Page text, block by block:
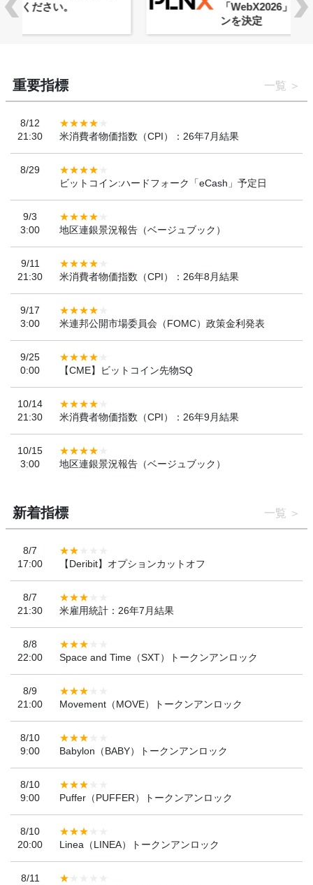
「WebX2026」とのコラボレーショ
重要指標 一覧
8/12
21:30
米消費者物価指数（CPI）：26年7月結果
8/29
ビットコイン:ハードフォーク「eCash」予定日
9/3
3:00
地区連銀景況報告（ベージュブック）
9/11
21:30
米消費者物価指数（CPI）：26年8月結果
9/17
3:00
米連邦公開市場委員会（FOMC）政策金利発表
9/25
0:00
【CME】ビットコイン先物SQ
10/14
21:30
米消費者物価指数（CPI）：26年9月結果
10/15
3:00
地区連銀景況報告（ベージュブック）
新着指標 一覧
8/7
17:00
【Deribit】オプションカットオフ
8/7
21:30
米雇用統計：26年7月結果
8/8
22:00
Space and Time（SXT）トークンアンロック
8/9
21:00
Movement（MOVE）トークンアンロック
8/10
9:00
Babylon（BABY）トークンアンロック
8/10
9:00
Puffer（PUFFER）トークンアンロック
8/10
20:00
Linea（LINEA）トークンアンロック
8/11